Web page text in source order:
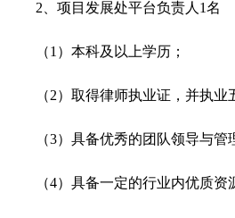
2、项目发展处平台负责人1名
（1）本科及以上学历；
（2）取得律师执业证，并执
（3）具备优秀的团队领导与
（4）具备一定的行业内优质